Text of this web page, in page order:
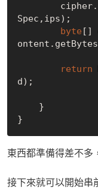
Spec,ips);
byte []
return
d);
東西都準備得差不多
接下來就可以開始串